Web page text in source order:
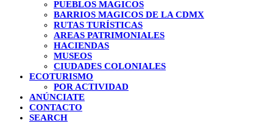
PUEBLOS MAGICOS
BARRIOS MAGICOS DE LA CDMX
RUTAS TURÍSTICAS
AREAS PATRIMONIALES
HACIENDAS
MUSEOS
CIUDADES COLONIALES
ECOTURISMO
POR ACTIVIDAD
ANÚNCIATE
CONTACTO
SEARCH